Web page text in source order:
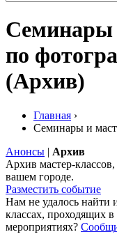
Семинары
по
(Архив)
Главная ›
Семинары и
Анонсы | Архив
Архив мастер-
вашем городе.
Разместить событие
Нам не удалось найти
классах, проходящих
мероприятиях?